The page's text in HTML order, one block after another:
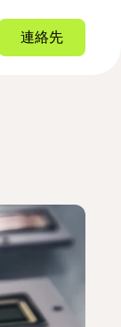
Contact
連絡先